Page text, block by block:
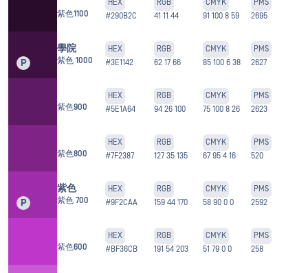
紫色1100
HEX
#290B2C
RGB
41 11 44
CMYK
91 100 8 59
PMS
2695
P
學院
紫色 1000
HEX
#3E1142
RGB
62 17 66
CMYK
85 100 6 38
PMS
2627
紫色900
HEX
#5E1A64
RGB
94 26 100
CMYK
75 100 8 26
PMS
2623
紫色800
HEX
#7F2387
RGB
127 35 135
CMYK
67 95 4 16
PMS
520
P
紫色
紫色 700
HEX
#9F2CAA
RGB
159 44 170
CMYK
58 90 0 0
PMS
2592
紫色600
HEX
#BF36CB
RGB
191 54 203
CMYK
51 79 0 0
PMS
258